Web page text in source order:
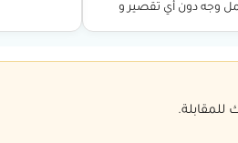
وجه دون أي تقصير و